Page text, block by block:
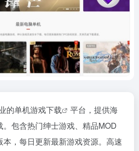
的单机游戏下载
平台，提供海
包含热门绅士游戏、精品MOD
本，每日更新最新游戏资源。高速